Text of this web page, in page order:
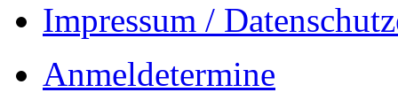
Impressum /
Anmeldetermine